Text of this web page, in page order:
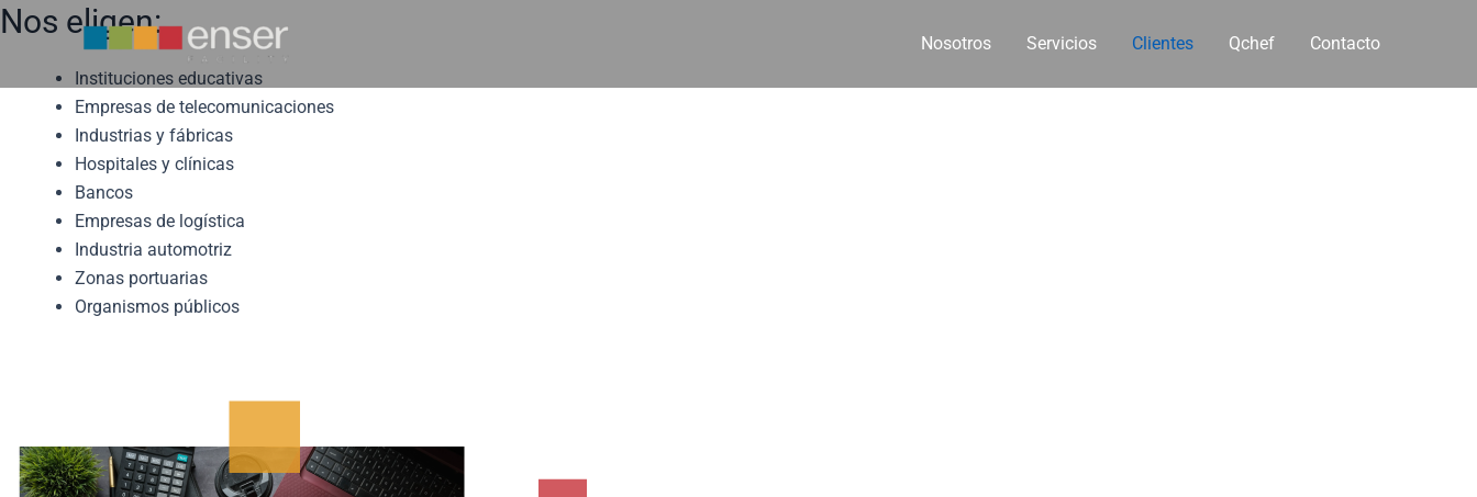
Ir
Nosotros Servicios Clientes Qchef Contacto
Nos eligen:
Instituciones educativas
Empresas de telecomunicaciones
Industrias y fábricas
Hospitales y clínicas
Bancos
Empresas de logística
Industria automotriz
Zonas portuarias
Organismos públicos